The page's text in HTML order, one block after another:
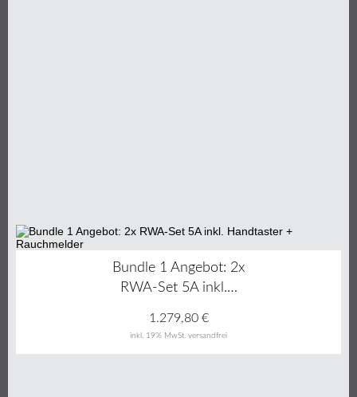
Bundle 1 Angebot: 2x
RWA-Set 5A inkl.…
inkl. 19% MwSt. versandfrei
1.279,80€